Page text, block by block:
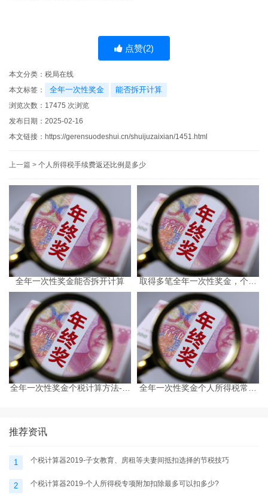
点赞(2)
本文分类： 税局在线
本文标签：
全年一次性奖金 能否拆开计算
浏览次数： 17475 次浏览
发布日期：2025-02-16
本文链接： https://gerensuodeshui.cn/shuijuzaixian/1451.html
上一篇 > 个人所得税手续费返还比例是多少
全年一次性奖金能否拆开计算
取得多笔全年一次性奖金，个人
所得税该如何计税
全年一次性奖金个税计算方法-个
全年一次性奖金个人所得税常见
推荐资讯
1 个税计算器2019-子女教育、房租等夫妻间抵扣选择的节税技巧
2 个税计算器2019-个人所得税专项附加扣除最多可以扣多少?